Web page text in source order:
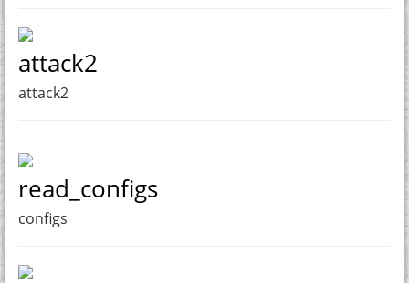
attack2
attack2
read_configs
configs